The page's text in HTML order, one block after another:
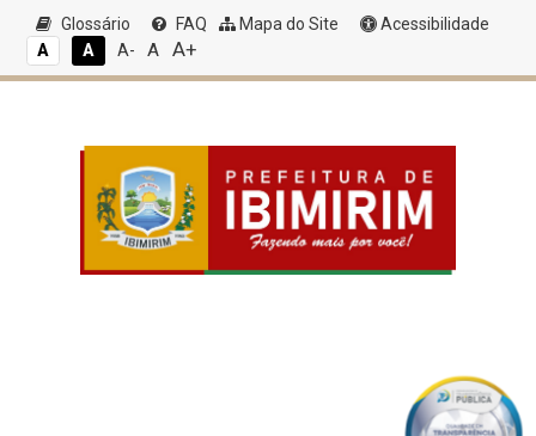
Glossário FAQ Mapa do Site
Acessibilidade
A
A A- A A+